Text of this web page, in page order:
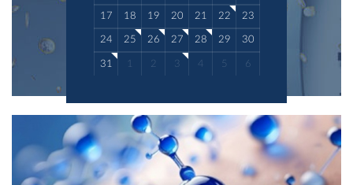
17 18 19 20 21 22 23
24 25 26 27 28 29 30
31 1 2 3 4 5 6